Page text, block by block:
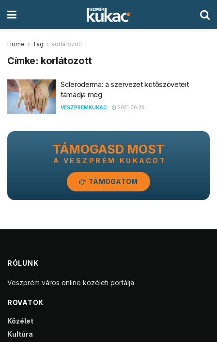
Home Tag korlátozott
Címke: korlátozott
Scleroderma: a szervezet kötőszöveteit
támadja meg
VESZPREMKUKAC 2021.06.29.
TÁMOGASD MOST
A VESZPRÉM KUKACOT
TÁMOGATOM
RÓLUNK
Veszprém város online közéleti portálja
ROVATOK
Közélet
Kultúra